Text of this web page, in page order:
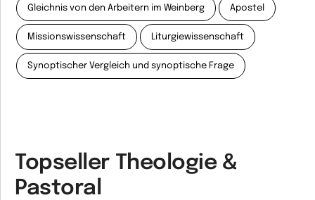
Gleichnis von den Arbeitern im Weinberg Apostel
Missionswissenschaft Liturgiewissenschaft
Synoptischer Vergleich und synoptische Frage
Topseller Theologie &
Pastoral